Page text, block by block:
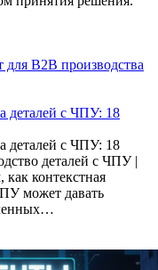
деталей с ЧПУ: 18
деталей с ЧПУ: 18
деталей с ЧПУ |
контекстная
может давать